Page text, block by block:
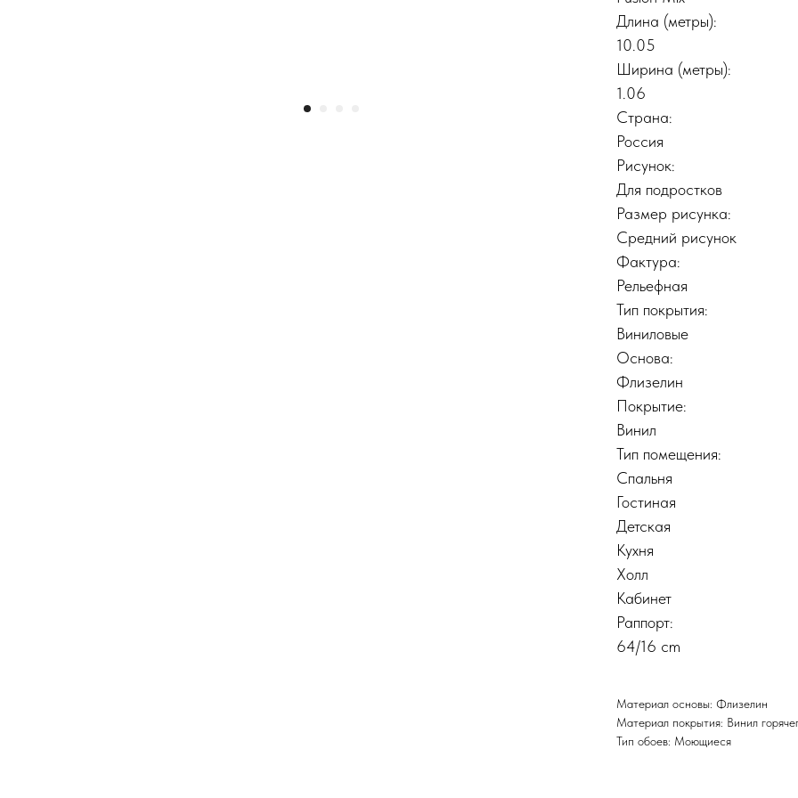
Длина (метры):
10.05
Ширина (метры):
1.06
Страна:
Россия
Рисунок:
Для подростков
Размер рисунка:
Средний рисунок
Фактура:
Рельефная
Тип покрытия:
Виниловые
Основа:
Флизелин
Покрытие:
Винил
Тип помещения:
Спальня
Гостиная
Детская
Кухня
Холл
Кабинет
Раппорт:
64/16 cm
Материал основы: Флизелин
Материал покрытия: Винил
Тип обоев: Моющиеся